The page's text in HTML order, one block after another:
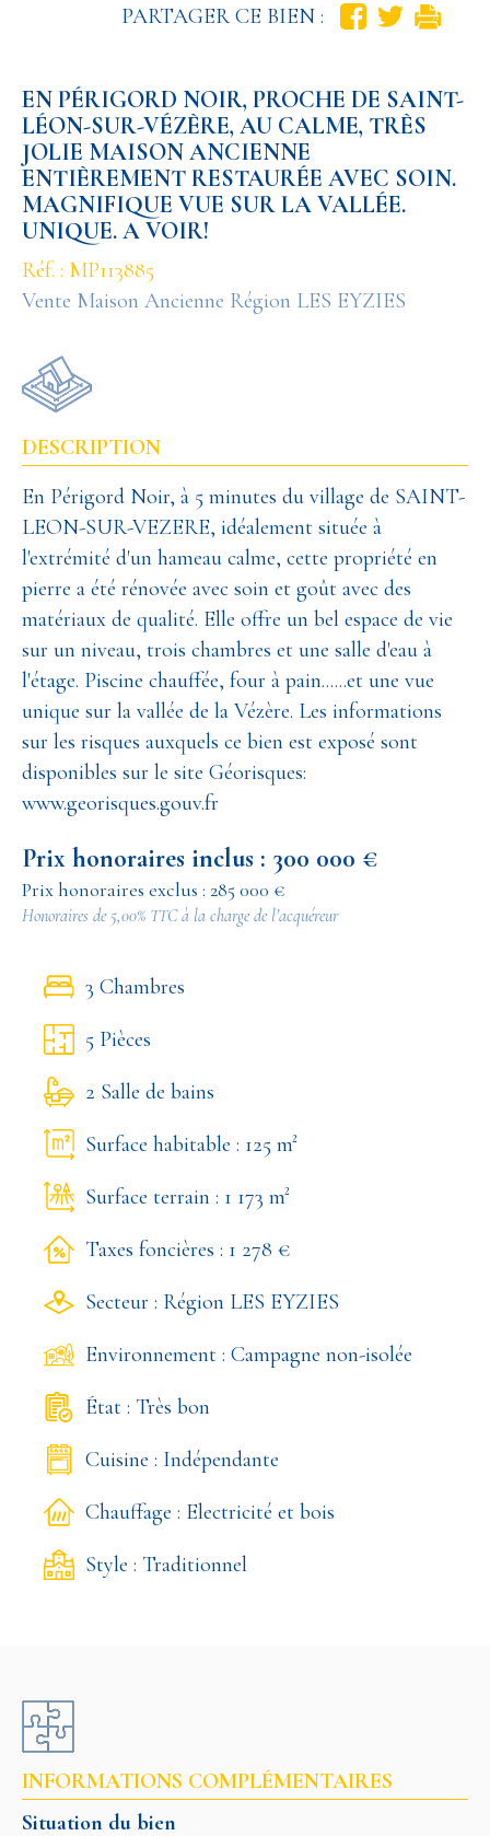
PARTAGER CE BIEN :
EN PÉRIGORD NOIR, PROCHE DE SAINT-
LÉON-SUR-VÉZÈRE, AU CALME, TRÈS
JOLIE MAISON ANCIENNE
ENTIÈREMENT RESTAURÉE AVEC SOIN.
MAGNIFIQUE VUE SUR LA VALLÉE.
UNIQUE. A VOIR!
Réf. : MP113885
Vente Maison Ancienne Région LES EYZIES
DESCRIPTION
En Périgord Noir, à 5 minutes du village de SAINT-
LEON-SUR-VEZERE, idéalement située à
l'extrémité d'un hameau calme, cette propriété en
pierre a été rénovée avec soin et goût avec des
matériaux de qualité. Elle offre un bel espace de vie
sur un niveau, trois chambres et une salle d'eau à
l'étage. Piscine chauffée, four à pain......et une vue
unique sur la vallée de la Vézère. Les informations
sur les risques auxquels ce bien est exposé sont
disponibles sur le site Géorisques:
www.georisques.gouv.fr
Prix honoraires inclus : 300 000 €
Prix honoraires exclus : 285 000 €
Honoraires de 5,00% TTC à la charge de l’acquéreur
3 Chambres
5 Pièces
2 Salle de bains
Surface habitable : 125 m²
Surface terrain : 1 173 m²
Taxes foncières : 1 278 €
Secteur : Région LES EYZIES
Environnement : Campagne non-isolée
État : Très bon
Cuisine : Indépendante
Chauffage : Electricité et bois
Style : Traditionnel
INFORMATIONS COMPLÉMENTAIRES
Situation du bien